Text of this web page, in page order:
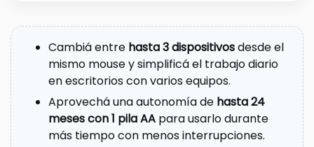
Cambiá entre hasta 3 dispositivosdesde el
mismo mouse y simplificá el trabajo diario
en escritorios con varios equipos.
Aprovechá una autonomía de hasta 24
meses con 1 pila AApara usarlo durante
más tiempo con menos interrupciones.